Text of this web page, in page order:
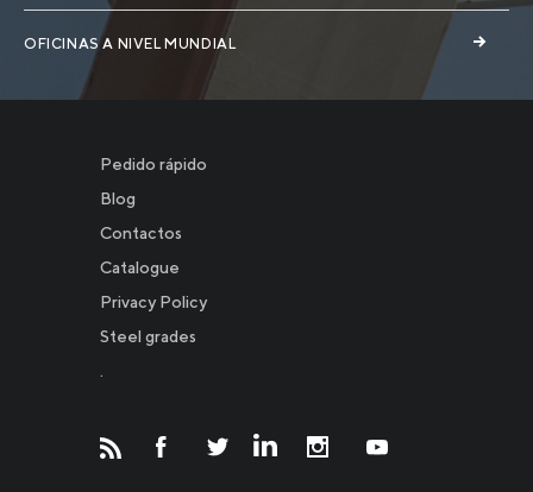
OFICINAS A NIVEL MUNDIAL
Pedido rápido
Blog
Contactos
Catalogue
Privacy Policy
Steel grades
.
Новости
Инвесторам